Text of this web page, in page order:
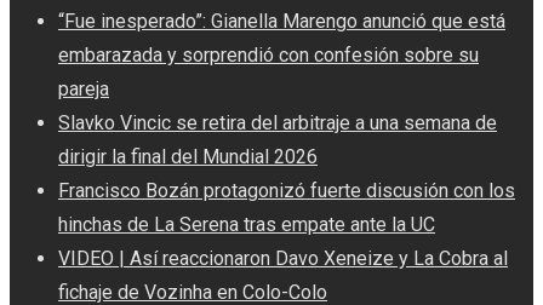
“Fue inesperado”: Gianella Marengo anunció que está
embarazada y sorprendió con confesión sobre su
pareja
Slavko Vincic se retira del arbitraje a una semana de
dirigir la final del Mundial 2026
Francisco Bozán protagonizó fuerte discusión con los
hinchas de La Serena tras empate ante la UC
VIDEO | Así reaccionaron Davo Xeneize y La Cobra al
fichaje de Vozinha en Colo-Colo